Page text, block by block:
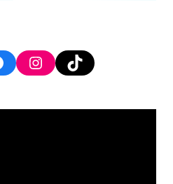
Instagram
TikTok